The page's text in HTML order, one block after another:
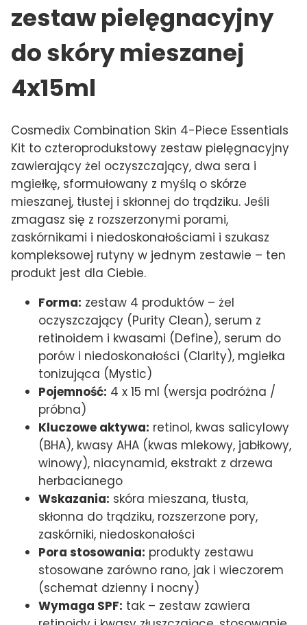
zestaw pielęgnacyjny
do skóry mieszanej
4x15ml
Cosmedix Combination Skin 4-Piece Essentials
Kit to czteroprodukstowy zestaw pielęgnacyjny
zawierający żel oczyszczający, dwa sera i
mgiełkę, sformułowany z myślą o skórze
mieszanej, tłustej i skłonnej do trądziku. Jeśli
zmagasz się z rozszerzonymi porami,
zaskórnikami i niedoskonałościami i szukasz
kompleksowej rutyny w jednym zestawie – ten
produkt jest dla Ciebie.
Forma: zestaw 4 produktów – żel
oczyszczający (Purity Clean), serum z
retinoidem i kwasami (Define), serum do
porów i niedoskonałości (Clarity), mgiełka
tonizująca (Mystic)
Pojemność: 4 x 15 ml (wersja podróżna /
próbna)
Kluczowe aktywa: retinol, kwas salicylowy
(BHA), kwasy AHA (kwas mlekowy, jabłkowy,
winowy), niacynamid, ekstrakt z drzewa
herbacianego
Wskazania: skóra mieszana, tłusta,
skłonna do trądziku, rozszerzone pory,
zaskórniki, niedoskonałości
Pora stosowania: produkty zestawu
stosowane zarówno rano, jak i wieczorem
(schemat dzienny i nocny)
Wymaga SPF: tak – zestaw zawiera